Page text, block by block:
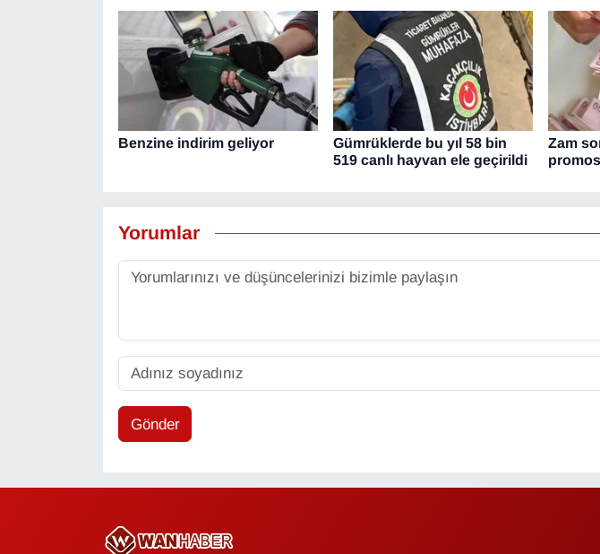
Benzine indirim geliyor
Gümrüklerde bu yıl 58 bin
519 canlı hayvan ele geçirildi
Zam
Yorumlar
Gönder